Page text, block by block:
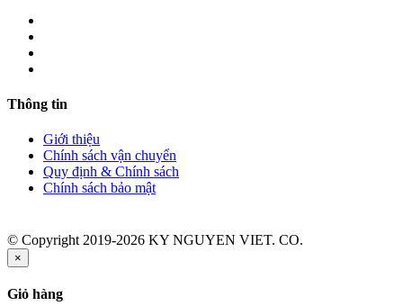
Thông tin
Giới thiệu
Chính sách vận chuyển
Quy định & Chính sách
Chính sách bảo mật
© Copyright 2019-2026 KY NGUYEN VIET. CO.
×
Giỏ hàng